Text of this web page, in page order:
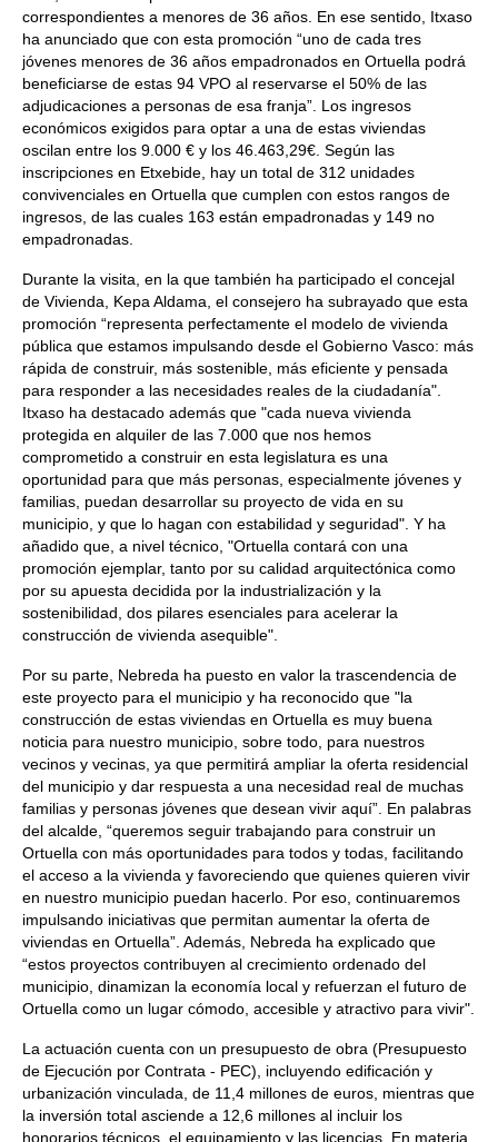
correspondientes a menores de 36 años. En ese sentido, Itxaso
ha anunciado que con esta promoción “uno de cada tres
jóvenes menores de 36 años empadronados en Ortuella podrá
beneficiarse de estas 94 VPO al reservarse el 50% de las
adjudicaciones a personas de esa franja”. Los ingresos
económicos exigidos para optar a una de estas viviendas
oscilan entre los 9.000 € y los 46.463,29€. Según las
inscripciones en Etxebide, hay un total de 312 unidades
convivenciales en Ortuella que cumplen con estos rangos de
ingresos, de las cuales 163 están empadronadas y 149 no
empadronadas.
Durante la visita, en la que también ha participado el concejal
de Vivienda, Kepa Aldama, el consejero ha subrayado que esta
promoción “representa perfectamente el modelo de vivienda
pública que estamos impulsando desde el Gobierno Vasco: más
rápida de construir, más sostenible, más eficiente y pensada
para responder a las necesidades reales de la ciudadanía".
Itxaso ha destacado además que "cada nueva vivienda
protegida en alquiler de las 7.000 que nos hemos
comprometido a construir en esta legislatura es una
oportunidad para que más personas, especialmente jóvenes y
familias, puedan desarrollar su proyecto de vida en su
municipio, y que lo hagan con estabilidad y seguridad". Y ha
añadido que, a nivel técnico, "Ortuella contará con una
promoción ejemplar, tanto por su calidad arquitectónica como
por su apuesta decidida por la industrialización y la
sostenibilidad, dos pilares esenciales para acelerar la
construcción de vivienda asequible".
Por su parte, Nebreda ha puesto en valor la trascendencia de
este proyecto para el municipio y ha reconocido que "la
construcción de estas viviendas en Ortuella es muy buena
noticia para nuestro municipio, sobre todo, para nuestros
vecinos y vecinas, ya que permitirá ampliar la oferta residencial
del municipio y dar respuesta a una necesidad real de muchas
familias y personas jóvenes que desean vivir aquí”. En palabras
del alcalde, “queremos seguir trabajando para construir un
Ortuella con más oportunidades para todos y todas, facilitando
el acceso a la vivienda y favoreciendo que quienes quieren vivir
en nuestro municipio puedan hacerlo. Por eso, continuaremos
impulsando iniciativas que permitan aumentar la oferta de
viviendas en Ortuella”. Además, Nebreda ha explicado que
“estos proyectos contribuyen al crecimiento ordenado del
municipio, dinamizan la economía local y refuerzan el futuro de
Ortuella como un lugar cómodo, accesible y atractivo para vivir".
La actuación cuenta con un presupuesto de obra (Presupuesto
de Ejecución por Contrata - PEC), incluyendo edificación y
urbanización vinculada, de 11,4 millones de euros, mientras que
la inversión total asciende a 12,6 millones al incluir los
honorarios técnicos, el equipamiento y las licencias. En materia